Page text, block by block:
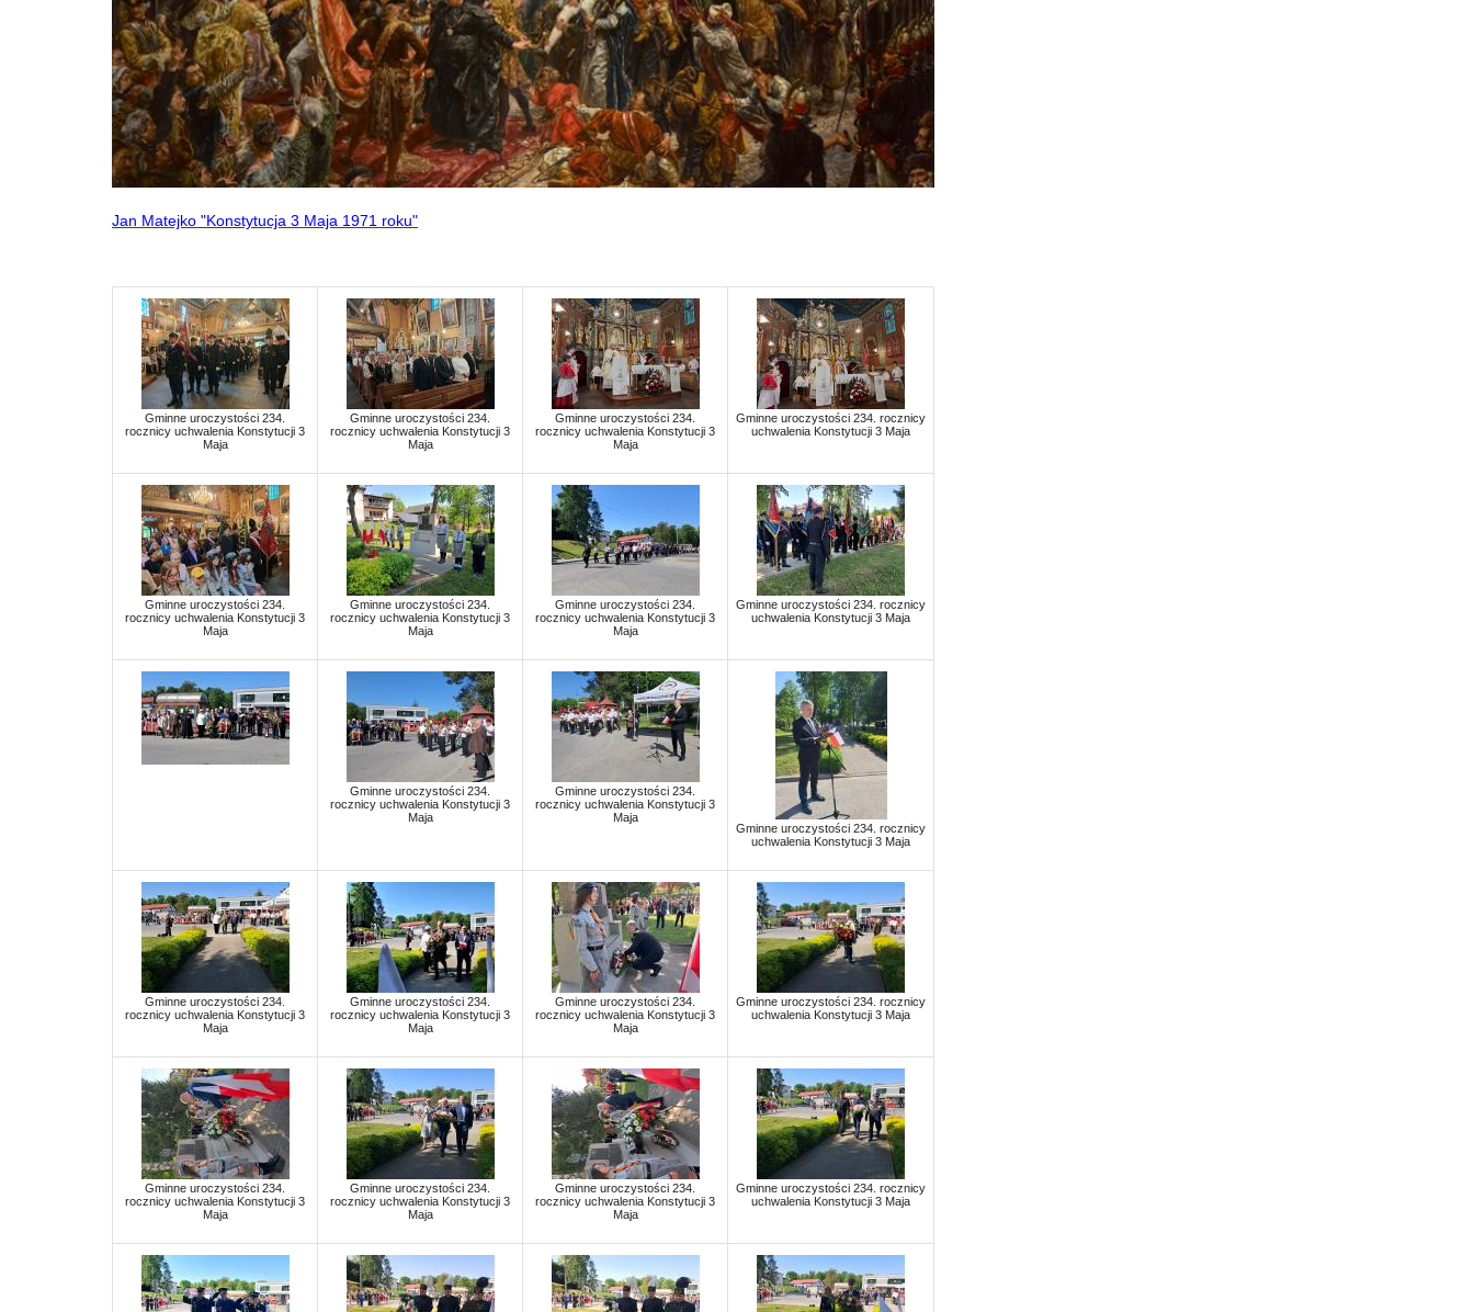
Jan Matejko "Konstytucja 3 Maja 1971 roku"
Gminne uroczystości 234.
rocznicy uchwalenia Konstytucji 3
Maja
Gminne uroczystości 234.
rocznicy uchwalenia Konstytucji 3
Maja
Gminne uroczystości 234.
rocznicy uchwalenia Konstytucji 3
Maja
Gminne uroczystości 234. rocznicy
uchwalenia Konstytucji 3 Maja
Gminne uroczystości 234.
rocznicy uchwalenia Konstytucji 3
Maja
Gminne uroczystości 234.
rocznicy uchwalenia Konstytucji 3
Maja
Gminne uroczystości 234.
rocznicy uchwalenia Konstytucji 3
Maja
Gminne uroczystości 234. rocznicy
uchwalenia Konstytucji 3 Maja
Gminne uroczystości 234.
rocznicy uchwalenia Konstytucji 3
Maja
Gminne uroczystości 234.
rocznicy uchwalenia Konstytucji 3
Maja
Gminne uroczystości 234. rocznicy
uchwalenia Konstytucji 3 Maja
Gminne uroczystości 234.
rocznicy uchwalenia Konstytucji 3
Maja
Gminne uroczystości 234.
rocznicy uchwalenia Konstytucji 3
Maja
Gminne uroczystości 234.
rocznicy uchwalenia Konstytucji 3
Maja
Gminne uroczystości 234. rocznicy
uchwalenia Konstytucji 3 Maja
Gminne uroczystości 234.
rocznicy uchwalenia Konstytucji 3
Maja
Gminne uroczystości 234.
rocznicy uchwalenia Konstytucji 3
Maja
Gminne uroczystości 234.
rocznicy uchwalenia Konstytucji 3
Maja
Gminne uroczystości 234. rocznicy
uchwalenia Konstytucji 3 Maja